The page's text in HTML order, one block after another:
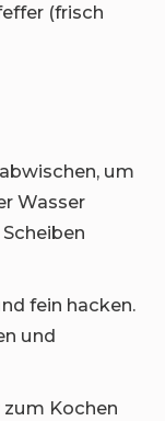
(frisch
um
Wasser
fein hacken.
und
Kochen